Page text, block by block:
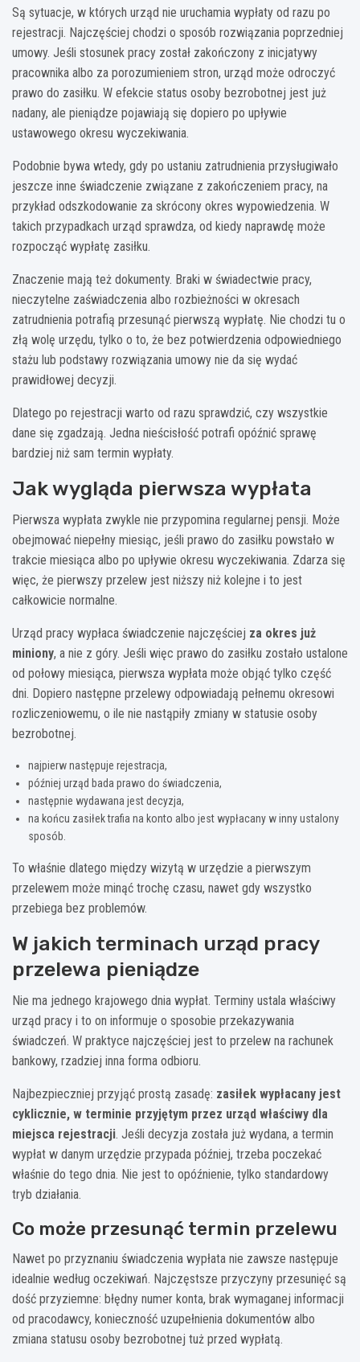
Są sytuacje, w których urząd nie uruchamia wypłaty od razu po
rejestracji. Najczęściej chodzi o sposób rozwiązania poprzedniej
umowy. Jeśli stosunek pracy został zakończony z inicjatywy
pracownika albo za porozumieniem stron, urząd może odroczyć
prawo do zasiłku. W efekcie status osoby bezrobotnej jest już
nadany, ale pieniądze pojawiają się dopiero po upływie
ustawowego okresu wyczekiwania.
Podobnie bywa wtedy, gdy po ustaniu zatrudnienia przysługiwało
jeszcze inne świadczenie związane z zakończeniem pracy, na
przykład odszkodowanie za skrócony okres wypowiedzenia. W
takich przypadkach urząd sprawdza, od kiedy naprawdę może
rozpocząć wypłatę zasiłku.
Znaczenie mają też dokumenty. Braki w świadectwie pracy,
nieczytelne zaświadczenia albo rozbieżności w okresach
zatrudnienia potrafią przesunąć pierwszą wypłatę. Nie chodzi tu o
złą wolę urzędu, tylko o to, że bez potwierdzenia odpowiedniego
stażu lub podstawy rozwiązania umowy nie da się wydać
prawidłowej decyzji.
Dlatego po rejestracji warto od razu sprawdzić, czy wszystkie
dane się zgadzają. Jedna nieścisłość potrafi opóźnić sprawę
bardziej niż sam termin wypłaty.
Jak wygląda pierwsza wypłata
Pierwsza wypłata zwykle nie przypomina regularnej pensji. Może
obejmować niepełny miesiąc, jeśli prawo do zasiłku powstało w
trakcie miesiąca albo po upływie okresu wyczekiwania. Zdarza się
więc, że pierwszy przelew jest niższy niż kolejne i to jest
całkowicie normalne.
Urząd pracy wypłaca świadczenie najczęściej za okres już
miniony, a nie z góry. Jeśli więc prawo do zasiłku zostało ustalone
od połowy miesiąca, pierwsza wypłata może objąć tylko część
dni. Dopiero następne przelewy odpowiadają pełnemu okresowi
rozliczeniowemu, o ile nie nastąpiły zmiany w statusie osoby
bezrobotnej.
najpierw następuje rejestracja,
później urząd bada prawo do świadczenia,
następnie wydawana jest decyzja,
na końcu zasiłek trafia na konto albo jest wypłacany w inny ustalony
sposób.
To właśnie dlatego między wizytą w urzędzie a pierwszym
przelewem może minąć trochę czasu, nawet gdy wszystko
przebiega bez problemów.
W jakich terminach urząd pracy
przelewa pieniądze
Nie ma jednego krajowego dnia wypłat. Terminy ustala właściwy
urząd pracy i to on informuje o sposobie przekazywania
świadczeń. W praktyce najczęściej jest to przelew na rachunek
bankowy, rzadziej inna forma odbioru.
Najbezpieczniej przyjąć prostą zasadę: zasiłek wypłacany jest
cyklicznie, w terminie przyjętym przez urząd właściwy dla
miejsca rejestracji. Jeśli decyzja została już wydana, a termin
wypłat w danym urzędzie przypada później, trzeba poczekać
właśnie do tego dnia. Nie jest to opóźnienie, tylko standardowy
tryb działania.
Co może przesunąć termin przelewu
Nawet po przyznaniu świadczenia wypłata nie zawsze następuje
idealnie według oczekiwań. Najczęstsze przyczyny przesunięć są
dość przyziemne: błędny numer konta, brak wymaganej informacji
od pracodawcy, konieczność uzupełnienia dokumentów albo
zmiana statusu osoby bezrobotnej tuż przed wypłatą.